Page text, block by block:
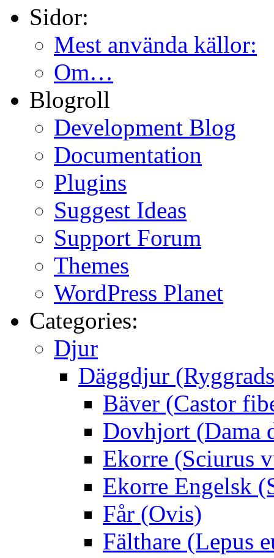
Sidor:
Mest använda källor:
Om…
Blogroll
Development Blog
Documentation
Plugins
Suggest Ideas
Support Forum
Themes
WordPress Planet
Categories:
Djur
Däggdjur
Bäver (Castor
Dovhjort (Dama
Ekorre (Sciurus
Ekorre Engelsk
Får (Ovis)
Fälthare (Lepus